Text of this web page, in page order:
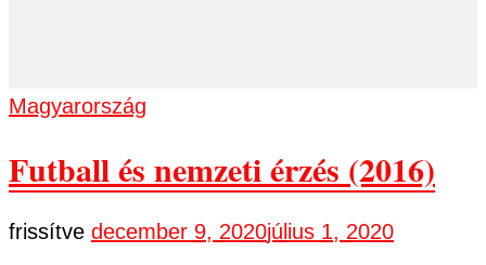
Magyarország
Futball és nemzeti érzés (2016)
frissítve december 9, 2020július 1, 2020